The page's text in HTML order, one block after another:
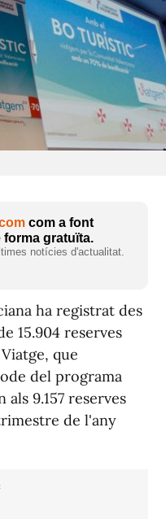
com a font
forma gratuïta.
notícies d'actualitat.
ha registrat des
15.904 reserves
que
del programa
9.157 reserves
de l'any